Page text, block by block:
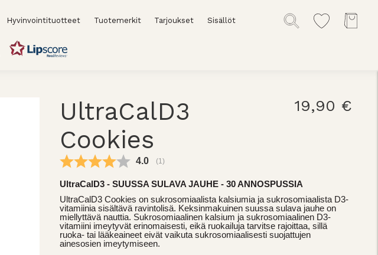
Hyvinvointituotteet Tuotemerkit Tarjoukset Sisällöt
UltraCalD3
Cookies
19,90 €
Keskimääräinen luokitus:
4.0 (äänet:
1)
UltraCalD3 - SUUSSA SULAVA JAUHE - 30 ANNOSPUSSIA
UltraCalD3 Cookies on sukrosomiaalista kalsiumia ja sukrosomiaalista D3-
vitamiinia sisältävä ravintolisä. Keksinmakuinen suussa sulava jauhe on
miellyttävä nauttia. Sukrosomiaalinen kalsium ja sukrosomiaalinen D3-
vitamiini imeytyvät erinomaisesti, eikä ruokailuja tarvitse rajoittaa, sillä
ruoka- tai lääkeaineet eivät vaikuta sukrosomiaalisesti suojattujen
ainesosien imeytymiseen.